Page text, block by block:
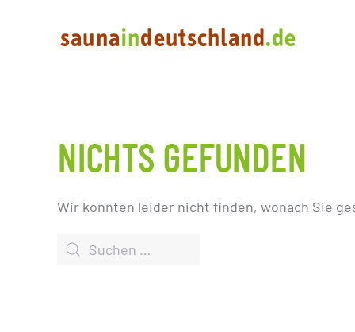
NICHTS GEFUNDEN
Wir konnten leider nicht finden, wonach Sie